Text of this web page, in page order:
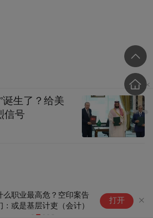
么职业最高危？空印案告
：或是基层计吏（会计）
“
打开
诞生了？给美
信号